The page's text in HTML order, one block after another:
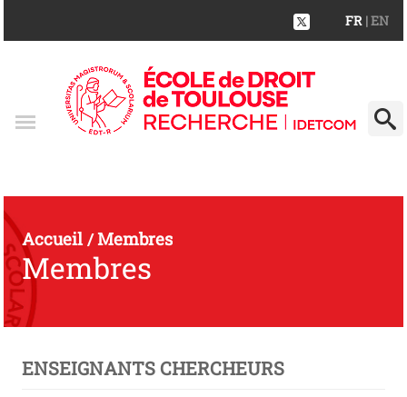
FR | EN
Accueil/Membres
Membres
ENSEIGNANTS CHERCHEURS